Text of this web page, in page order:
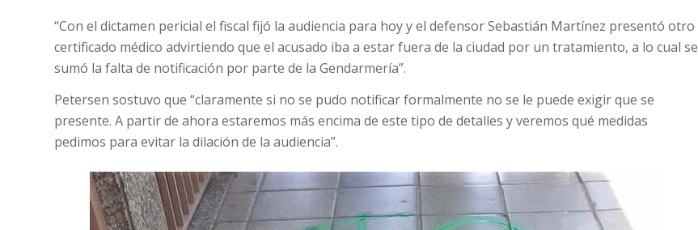
“Con el dictamen pericial el fiscal fijó la audiencia para hoy y el defensor Sebastián Martínez presentó otro
certificado médico advirtiendo que el acusado iba a estar fuera de la ciudad por un tratamiento, a lo cual se
sumó la falta de notificación por parte de la Gendarmería”.
Petersen sostuvo que “claramente si no se pudo notificar formalmente no se le puede exigir que se
presente. A partir de ahora estaremos más encima de este tipo de detalles y veremos qué medidas
pedimos para evitar la dilación de la audiencia”.